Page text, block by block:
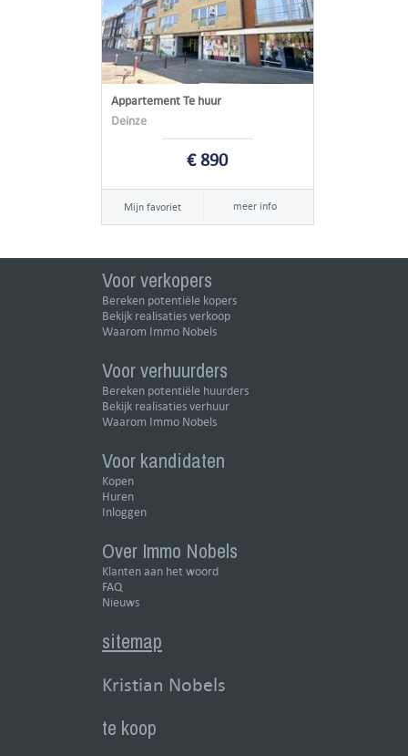
Appartement Te huur
Deinze
€ 890
Mijn favoriet meer info
Voor verkopers
Bereken potentiële kopers
Bekijk realisaties verkoop
Waarom Immo Nobels
Voor verhuurders
Bereken potentiële huurders
Bekijk realisaties verhuur
Waarom Immo Nobels
Voor kandidaten
Kopen
Huren
Inloggen
Over Immo Nobels
Klanten aan het woord
FAQ
Nieuws
sitemap
Kristian Nobels
te koop